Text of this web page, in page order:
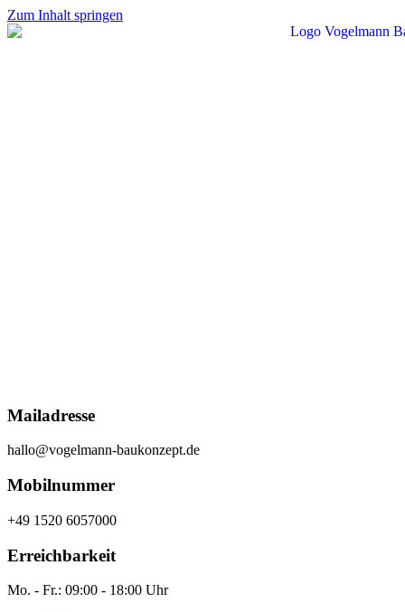
Zum Inhalt springen
Mailadresse
hallo@vogelmann-baukonzept.de
Mobilnummer
+49 1520 6057000
Erreichbarkeit
Mo. - Fr.: 09:00 - 18:00 Uhr